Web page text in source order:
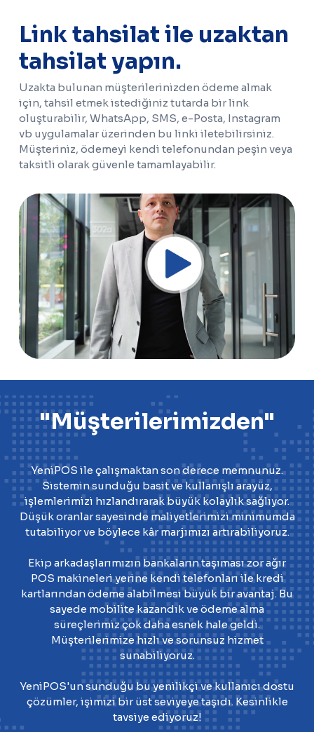
Link tahsilat ile uzaktan
tahsilat yapın.
Uzakta bulunan müşterilerinizden ödeme almak
için, tahsil etmek istediğiniz tutarda bir link
oluşturabilir, WhatsApp, SMS, e-Posta, Instagram
vb uygulamalar üzerinden bu linki iletebilirsiniz.
Müşteriniz, ödemeyi kendi telefonundan peşin veya
taksitli olarak güvenle tamamlayabilir.
"Müşterilerimizden"
YeniPOS ile çalışmaktan son derece memnunuz.
Sistemin sunduğu basit ve kullanışlı arayüz,
işlemlerimizi hızlandırarak büyük kolaylık sağlıyor.
Düşük oranlar sayesinde maliyetlerimizi minimumda
tutabiliyor ve böylece kâr marjımızı artırabiliyoruz.
Ekip arkadaşlarımızın bankaların taşıması zor ağır
POS makineleri yerine kendi telefonları ile kredi
kartlarından ödeme alabilmesi büyük bir avantaj. Bu
sayede mobilite kazandık ve ödeme alma
süreçlerimiz çok daha esnek hale geldi.
Müşterilerimize hızlı ve sorunsuz hizmet
sunabiliyoruz.
YeniPOS'un sunduğu bu yenilikçi ve kullanıcı dostu
çözümler, işimizi bir üst seviyeye taşıdı. Kesinlikle
tavsiye ediyoruz!